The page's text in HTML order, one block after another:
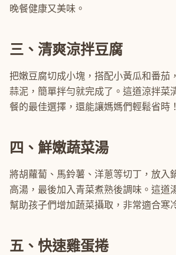
晚餐健康又美味。
三、清爽涼拌豆腐
把嫩豆腐切成小塊，搭配小黃瓜和番茄
蒜泥，簡單拌勻就完成了。這道涼拌菜
餐的最佳選擇，還能讓媽媽們輕鬆省時！
四、鮮嫩蔬菜湯
將胡蘿蔔、馬鈴薯、洋蔥等切丁，放入
高湯，最後加入青菜煮熟後調味。這道
幫助孩子們增加蔬菜攝取，非常適合寒
五、快速雞蛋捲